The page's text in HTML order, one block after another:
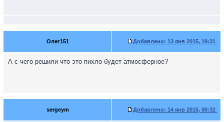
Олег151 Добавлено: 13 янв 2015, 19:31
А с чего решили что это пихло будет атмосферное?
sergeym Добавлено: 14 янв 2015, 00:32